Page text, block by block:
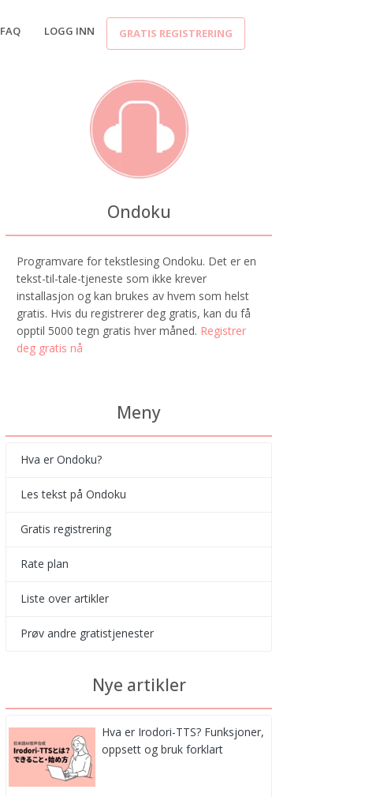
FAQ LOGG INN GRATIS REGISTRERING
Ondoku
Programvare for tekstlesing Ondoku. Det er en
tekst-til-tale-tjeneste som ikke krever
installasjon og kan brukes av hvem som helst
gratis. Hvis du registrerer deg gratis, kan du få
opptil 5000 tegn gratis hver måned. Registrer
deg gratis nå
Meny
Hva er Ondoku?
Les tekst på Ondoku
Gratis registrering
Rate plan
Liste over artikler
Prøv andre gratistjenester
Nye artikler
Hva er Irodori-TTS? Funksjoner,
oppsett og bruk forklart